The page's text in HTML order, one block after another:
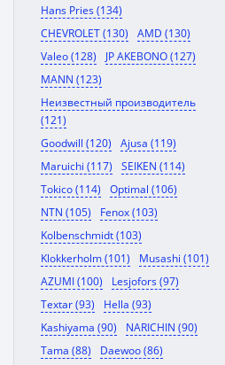
Hans Pries (134)
CHEVROLET (130)
AMD (130)
Valeo (128)
JP AKEBONO (127)
MANN (123)
Неизвестный производитель
(121)
Goodwill (120)
Ajusa (119)
Maruichi (117)
SEIKEN (114)
Tokico (114)
Optimal (106)
NTN (105)
Fenox (103)
Kolbenschmidt (103)
Klokkerholm (101)
Musashi (101)
AZUMI (100)
Lesjofors (97)
Textar (93)
Hella (93)
Kashiyama (90)
NARICHIN (90)
Tama (88)
Daewoo (86)